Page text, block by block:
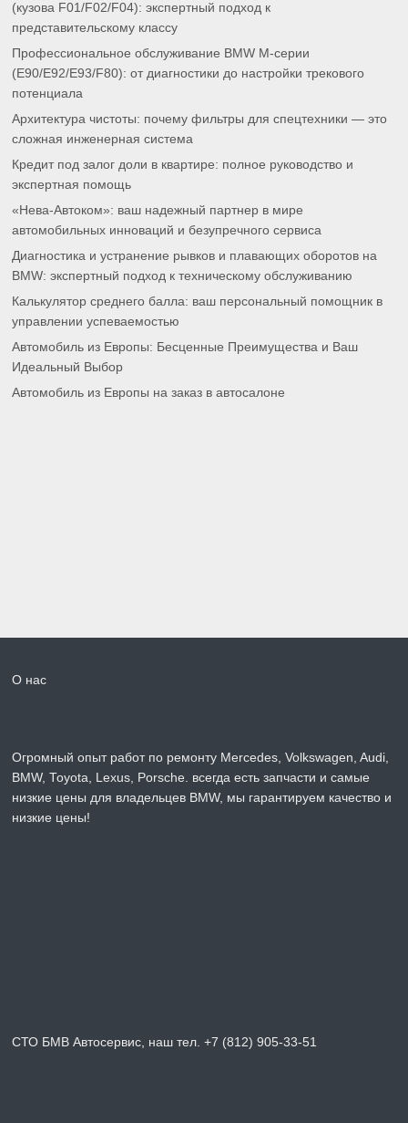
(кузова F01/F02/F04): экспертный подход к
представительскому классу
Профессиональное обслуживание BMW M-серии
(E90/E92/E93/F80): от диагностики до настройки трекового
потенциала
Архитектура чистоты: почему фильтры для спецтехники — это
сложная инженерная система
Кредит под залог доли в квартире: полное руководство и
экспертная помощь
«Нева-Автоком»: ваш надежный партнер в мире
автомобильных инноваций и безупречного сервиса
Диагностика и устранение рывков и плавающих оборотов на
BMW: экспертный подход к техническому обслуживанию
Калькулятор среднего балла: ваш персональный помощник в
управлении успеваемостью
Автомобиль из Европы: Бесценные Преимущества и Ваш
Идеальный Выбор
Автомобиль из Европы на заказ в автосалоне
О нас
Огромный опыт работ по ремонту Mercedes, Volkswagen, Audi,
BMW, Toyota, Lexus, Porsche. всегда есть запчасти и самые
низкие цены для владельцев BMW, мы гарантируем качество и
низкие цены!
СТО БМВ Автосервис, наш тел. +7 (812) 905-33-51